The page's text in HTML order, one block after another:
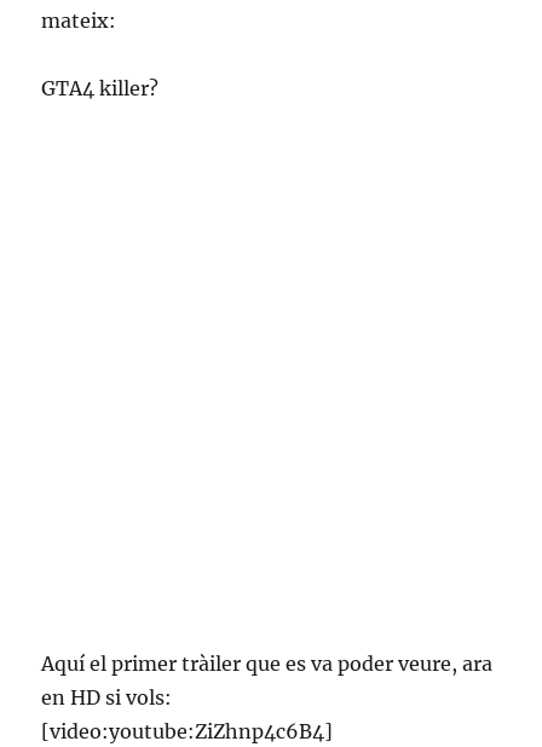
mateix:
GTA4 killer?
Aquí el primer tràiler que es va poder veure, ara
en HD si vols:
[video:youtube:ZiZhnp4c6B4]